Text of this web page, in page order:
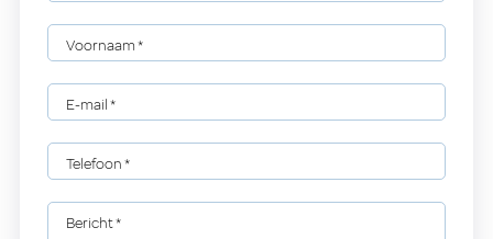
Voornaam*
E-mail*
Telefoon*
Bericht*